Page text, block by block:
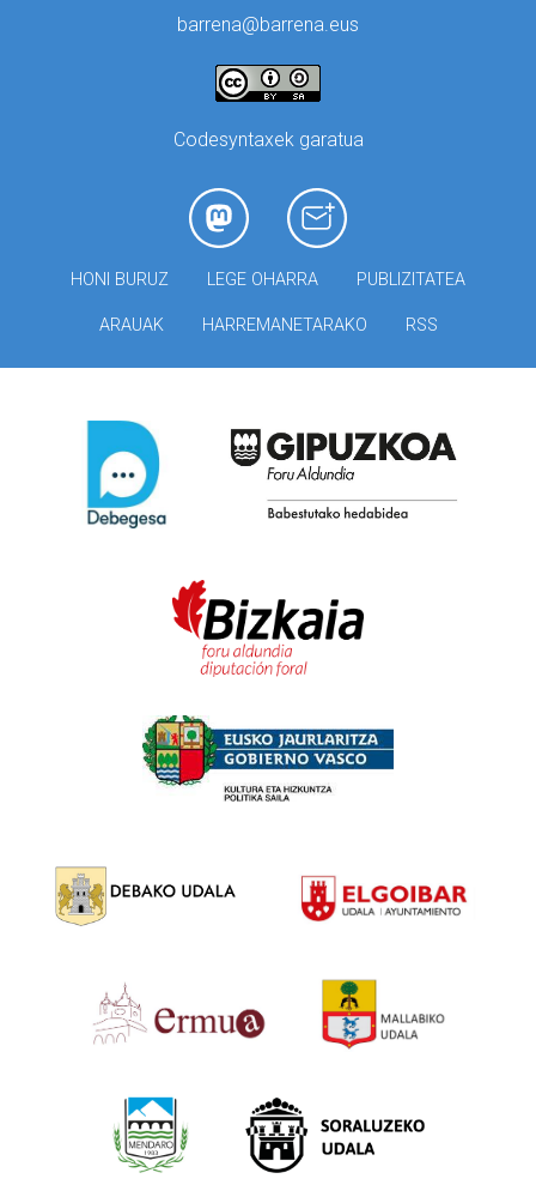
barrena@barrena.eus
Codesyntaxek garatua
HONI BURUZ LEGE OHARRA PUBLIZITATEA
ARAUAK HARREMANETARAKO RSS